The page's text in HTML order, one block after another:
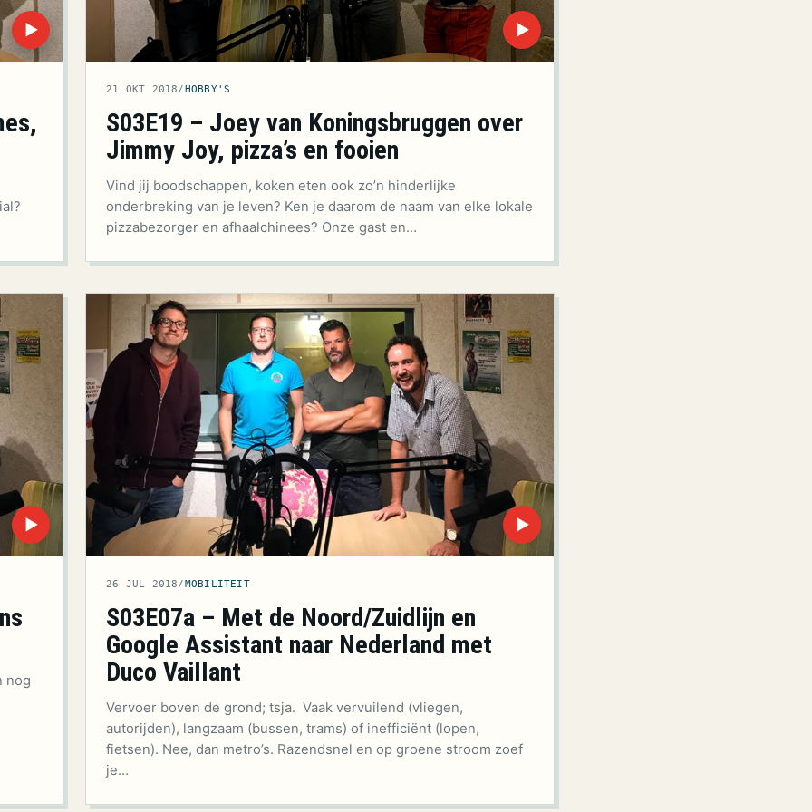
▶ ▶
21 OKT 2018/HOBBY'S
S03E19 – Joey van Koningsbruggen over
Jimmy Joy, pizza’s en fooien
Vind jij boodschappen, koken eten ook zo’n hinderlijke
onderbreking van je leven? Ken je daarom de naam van elke lokale
pizzabezorger en afhaalchinees? Onze gast en…
▶
nog
▶
26 JUL 2018/MOBILITEIT
S03E07a – Met de Noord/Zuidlijn en
Google Assistant naar Nederland met
Duco Vaillant
Vervoer boven de grond; tsja. Vaak vervuilend (vliegen,
autorijden), langzaam (bussen, trams) of inefficiënt (lopen,
fietsen). Nee, dan metro’s. Razendsnel en op groene stroom zoef
je…